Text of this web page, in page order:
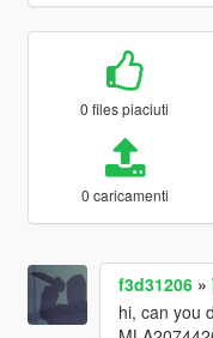
0 files piaciuti
0 caricamenti
f3d31206»
hi, can you